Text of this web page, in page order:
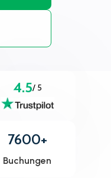
4.5/ 5
7600+
Buchungen